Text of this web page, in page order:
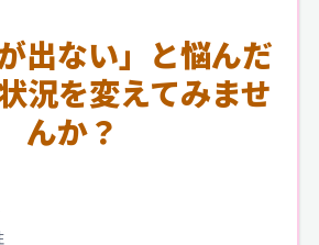
出ない」と悩んだ
況を変えてみませ
んか？